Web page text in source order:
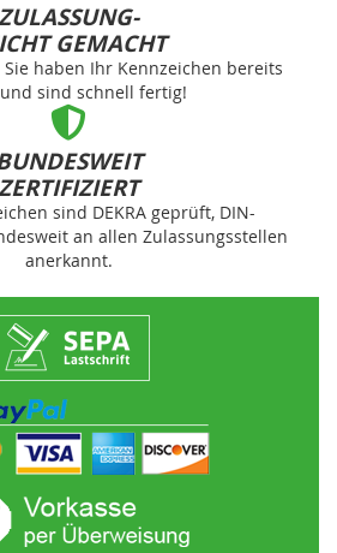
GEMACHT
haben Ihr Kennzeichen bereits
sind schnell fertig!
sind DEKRA geprüft, DIN-
an allen Zulassungsstellen
anerkannt.